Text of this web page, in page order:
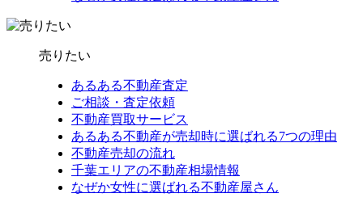
売りたい
あるある不動産査定
ご相談・査定依頼
不動産買取サービス
あるある不動産が売却時に選ばれる7つの理由
不動産売却の流れ
千葉エリアの不動産相場情報
なぜか女性に選ばれる不動産屋さん